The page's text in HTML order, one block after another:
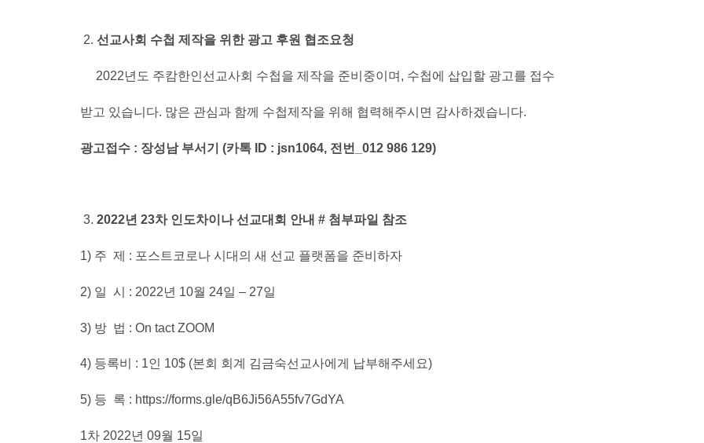
선교사회 수첩 제작을 위한 광고 후원 협조요청
2022년도 주캄한인선교사회 수첩을 제작을 준비중이며, 수첩에 삽입할 광고를 접수
받고 있습니다. 많은 관심과 함께 수첩제작을 위해 협력해주시면 감사하겠습니다.
광고접수 : 장성남 부서기 (카톡 ID : jsn1064, 전번_012 986 129)
2022년 23차 인도차이나 선교대회 안내 # 첨부파일 참조
1) 주 제 : 포스트코로나 시대의 새 선교 플랫폼을 준비하자
2) 일 시 : 2022년 10월 24일 – 27일
3) 방 법 : On tact ZOOM
4) 등록비 : 1인 10$ (본회 회계 김금숙선교사에게 납부해주세요)
5) 등 록 : https://forms.gle/qB6Ji56A55fv7GdYA
1차 2022년 09월 15일